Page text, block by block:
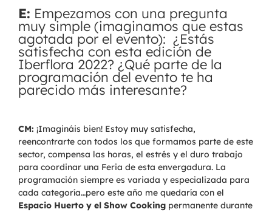
E: Empezamos con una pregunta
muy simple (imaginamos que estas
agotada por el evento): ¿Estás
satisfecha con esta edición de
Iberflora 2022? ¿Qué parte de la
programación del evento te ha
parecido más interesante?
CM: ¡Imagináis bien! Estoy muy satisfecha,
reencontrarte con todos los que formamos parte de este
sector, compensa las horas, el estrés y el duro trabajo
para coordinar una Feria de esta envergadura. La
programación siempre es variada y especializada para
cada categoría…pero este año me quedaría con el
Espacio Huerto y el Show Cookingpermanente durante